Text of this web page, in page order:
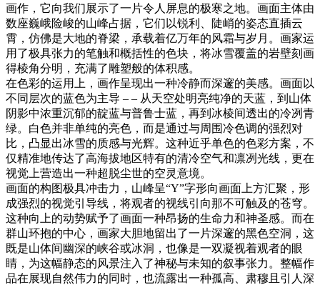
画作，它向我们展示了一片令人屏息的极寒之地。画面主体由
数座巍峨险峻的山峰占据，它们以锐利、陡峭的姿态直插云
霄，仿佛是大地的脊梁，承载着亿万年的风霜与岁月。画家运
用了极具张力的笔触和概括性的色块，将冰雪覆盖的岩壁刻画
得棱角分明，充满了雕塑般的体积感。
在色彩的运用上，画作呈现出一种冷静而深邃的美感。画面以
不同层次的蓝色为主导 – – 从天空处明亮纯净的天蓝，到山体
阴影中浓重沉郁的靛蓝与普鲁士蓝，再到冰棱间透出的冷冽青
绿。白色并非单纯的亮色，而是通过与周围冷色调的强烈对
比，凸显出冰雪的质感与光辉。这种近乎单色的色彩方案，不
仅精准地传达了高海拔地区特有的清冷空气和凛冽光线，更在
视觉上营造出一种超脱尘世的空灵意境。
画面的构图极具冲击力，山峰呈“Y”字形向画面上方汇聚，形
成强烈的视觉引导线，将观者的视线引向那不可触及的苍穹。
这种向上的动势赋予了画面一种昂扬的生命力和神圣感。而在
群山环抱的中心，画家大胆地留出了一片深邃的黑色空洞，这
既是山体间幽深的峡谷或冰洞，也像是一双凝视着观者的眼
睛，为这幅静态的风景注入了神秘与未知的叙事张力。整幅作
品在展现自然伟力的同时，也流露出一种孤高、肃穆且引人深